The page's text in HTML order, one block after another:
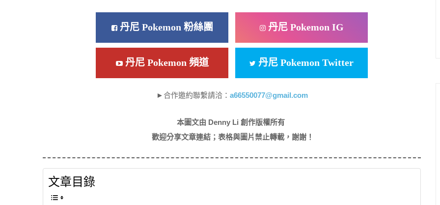
丹尼 Pokemon 粉絲團 丹尼 Pokemon IG
丹尼 Pokemon 頻道 丹尼 Pokemon Twitter
►合作邀約聯繫請洽： a66550077@gmail.com
本圖文由 Denny Li 創作版權所有
歡迎分享文章連結；表格與圖片禁止轉載，謝謝！
文章目錄